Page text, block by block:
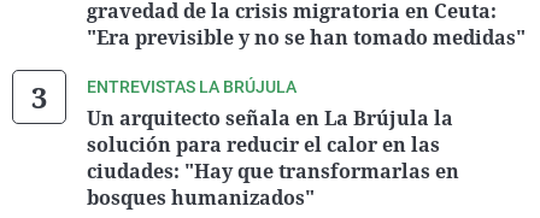
gravedad de la crisis migratoria en Ceuta:
"Era previsible y no se han tomado medidas"
ENTREVISTAS LA BRÚJULA
Un arquitecto señala en La Brújula la
solución para reducir el calor en las
ciudades: "Hay que transformarlas en
bosques humanizados"